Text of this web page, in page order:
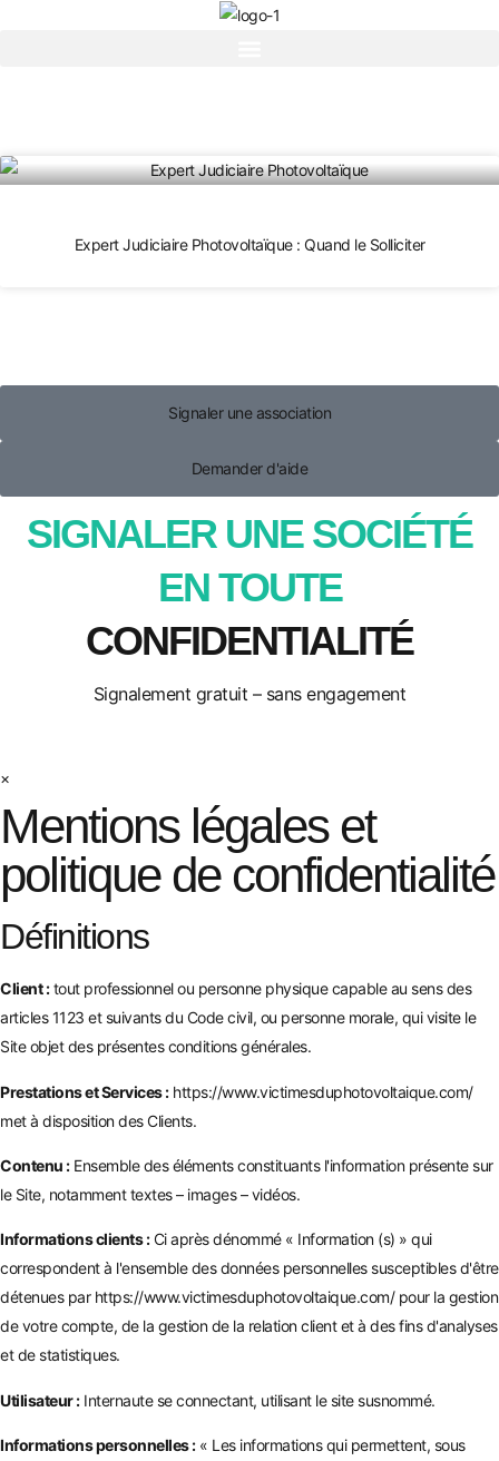
Expert Judiciaire Photovoltaïque : Quand le Solliciter
Signaler une association
Demander d'aide
SIGNALER UNE SOCIÉTÉ
EN TOUTE
CONFIDENTIALITÉ
Signalement gratuit – sans engagement
×
Mentions légales et
politique de confidentialité
Définitions
Client :tout professionnel ou personne physique capable au sens des
articles 1123 et suivants du Code civil, ou personne morale, qui visite le
Site objet des présentes conditions générales.
Prestations et Services : https://www.victimesduphotovoltaique.com/
met à disposition des Clients.
Contenu :Ensemble des éléments constituants l'information présente sur
le Site, notamment textes – images – vidéos.
Informations clients :Ci après dénommé « Information (s) » qui
correspondent à l'ensemble des données personnelles susceptibles d'être
détenues par https://www.victimesduphotovoltaique.com/pour la gestion
de votre compte, de la gestion de la relation client et à des fins d'analyses
et de statistiques.
Utilisateur :Internaute se connectant, utilisant le site susnommé.
Informations personnelles :« Les informations qui permettent, sous